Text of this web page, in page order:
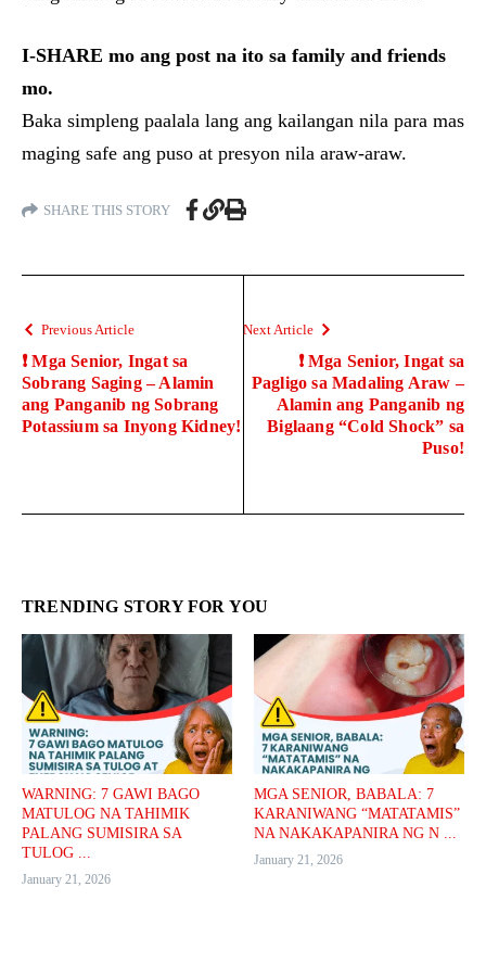
I-SHARE mo ang post na ito sa family and friends
mo.
Baka simpleng paalala lang ang kailangan nila para mas
maging safe ang puso at presyon nila araw-araw.
SHARE THIS STORY
Previous Article
❗ Mga Senior, Ingat sa
Sobrang Saging – Alamin
ang Panganib ng Sobrang
Potassium sa Inyong Kidney!
Next Article
❗ Mga Senior, Ingat sa
Pagligo sa Madaling Araw –
Alamin ang Panganib ng
Biglaang “Cold Shock” sa
Puso!
TRENDING STORY FOR YOU
WARNING: 7 GAWI BAGO
MATULOG NA TAHIMIK
PALANG SUMISIRA SA
TULOG ...
January 21, 2026
MGA SENIOR, BABALA: 7
KARANIWANG “MATATAMIS”
NA NAKAKAPANIRA NG N ...
January 21, 2026